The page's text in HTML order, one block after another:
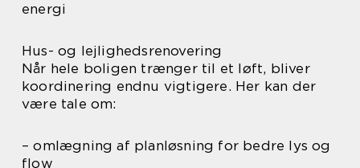
energi
Hus- og lejlighedsrenovering
Når hele boligen trænger til et løft, bliver
koordinering endnu vigtigere. Her kan der
være tale om:
– omlægning af planløsning for bedre lys og
flow